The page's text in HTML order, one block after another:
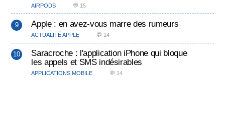
AIRPODS 💬 15
Apple : en avez-vous marre des rumeurs
ACTUALITÉ APPLE 💬 14
Saracroche : l'application iPhone qui bloque
les appels et SMS indésirables
APPLICATIONS MOBILE 💬 14